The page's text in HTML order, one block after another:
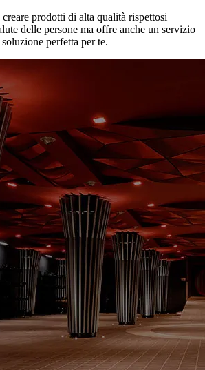
prodotti di alta qualità rispettosi
delle persone ma offre anche un servizio
perfetta per te.